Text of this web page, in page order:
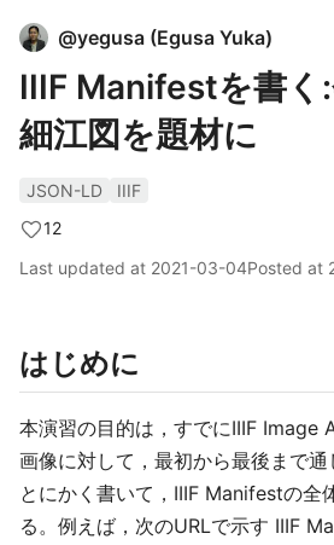
@yegusa (Egusa Yuka)
IIIF Manifestを書く
細江図を題材に
JSON-LD
IIIF
12
Last updated at 2021-03-04Posted at
はじめに
本演習の目的は，すでにIIIF Image
画像に対して，最初から最後まで
とにかく書いて，IIIF Manifestの全
る。例えば，次のURLで示す IIIF